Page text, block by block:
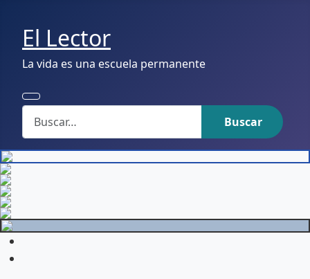
El Lector
La vida es una escuela permanente
Buscar
Buscar